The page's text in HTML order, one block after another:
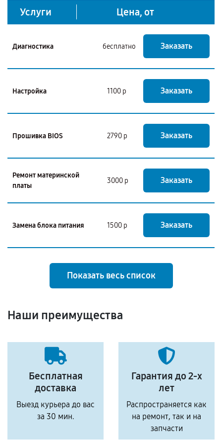
Услуги Цена, от
Диагностика бесплатно Заказать
Настройка 1100 р Заказать
Прошивка BIOS 2790 р Заказать
Ремонт материнской
платы
3000 р Заказать
Замена блока питания 1500 р Заказать
Показать весь список
Наши преимущества
Бесплатная
доставка
Выезд курьера до вас
за 30 мин.
Гарантия до 2-х
лет
Распространяется как
на ремонт, так и на
запчасти